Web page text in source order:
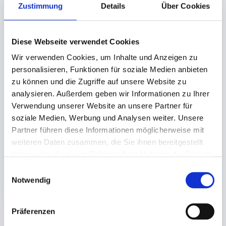
Zustimmung Details Über Cookies
Diese Webseite verwendet Cookies
Wir verwenden Cookies, um Inhalte und Anzeigen zu
personalisieren, Funktionen für soziale Medien anbieten
zu können und die Zugriffe auf unsere Website zu
analysieren. Außerdem geben wir Informationen zu Ihrer
Verwendung unserer Website an unsere Partner für
soziale Medien, Werbung und Analysen weiter. Unsere
Partner führen diese Informationen möglicherweise mit
weiteren Daten zusammen, die Sie ihnen bereitgestellt
Notwendig
Präferenzen
Serviette,
Prägeserviette
Zelltuch 1-lagig (weiß)
33x33cm 1/8 Falz (nur für
markenfreie Spender)
lieferbar.
31,90 €
Einschlag,
Wachspapier
1/4 Bogen (ca.
37,5x50cm)
Auf Lager. Sofort
lieferbar.
In den